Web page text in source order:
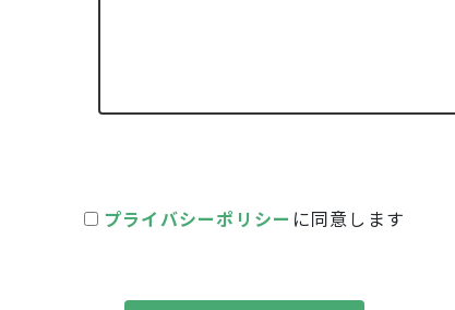
プライバシーポリシー に同意します